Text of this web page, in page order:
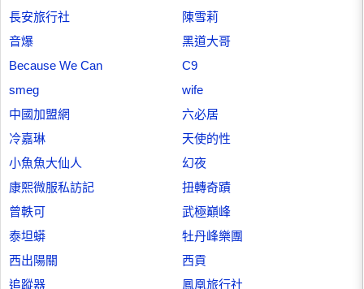
長安旅行社
陳雪莉
音爆
黑道大哥
Because We Can
C9
smeg
wife
中國加盟網
六必居
冷嘉琳
天使的性
小魚魚大仙人
幻夜
康熙微服私訪記
扭轉奇蹟
曾軼可
武極巔峰
泰坦蟒
牡丹峰樂團
西出陽關
西貢
追蹤器
鳳凰旅行社